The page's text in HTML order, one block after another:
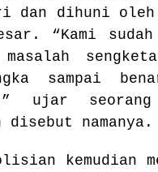
dan dihuni oleh
“Kami sudah
sampai
ujar seorang
disebut namanya.
kemudian